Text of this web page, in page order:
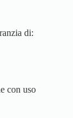
di:
con uso